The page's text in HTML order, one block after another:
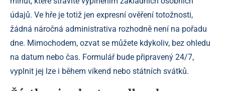
údajů. Ve hře je totiž jen expresní ověření totožnosti,
žádná náročná administrativa rozhodně není na pořadu
dne. Mimochodem, ozvat se můžete kdykoliv, bez ohledu
na datum nebo čas. Formulář bude připravený 24/7,
vyplnit jej lze i během víkend nebo státních svátků.